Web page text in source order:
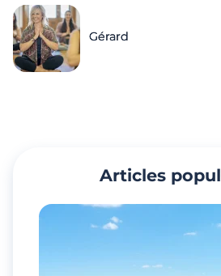
Gérard
Articles